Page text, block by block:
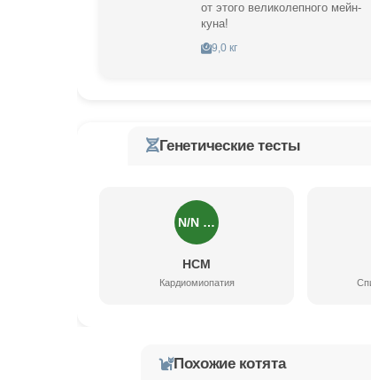
от этого великолепного мейн-
куна!
9,0 кг
Генетические тесты
N/N …
HCM
Кардиомиопатия
Похожие котята